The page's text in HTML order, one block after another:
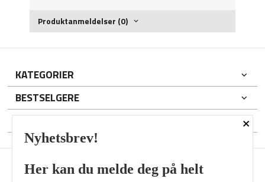
Produktanmeldelser (0)
KATEGORIER
BESTSELGERE
DIN KONTO
×
Nyhetsbrev!
Her kan du melde deg på helt